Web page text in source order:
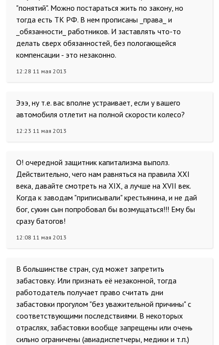
"понятий". Можно постараться жить по закону, но
тогда есть ТК РФ. В нем прописаны _права_ и
_обязанности_ работников. И заставлять что-то
делать сверх обязанностей, без пологающейся
компенсации - это незаконно.
12:28 11 мая 2013
Эээ, ну т.е. вас вполне устраивает, если у вашего
автомобиля отлетит на полной скорости колесо?
12:23 11 мая 2013
О! очередной защитник капитализма выполз.
Действительно, чего нам равняться на правила XXI
века, давайте смотреть на XIX, а лучше на XVII век.
Когда к заводам "приписывали" крестьянина, и не дай
бог, сукин сын попробовал бы возмущаться!!! Ему бы
сразу батогов!
12:08 11 мая 2013
В большинстве стран, суд может запретить
забастовку. Или признать её незаконной, тогда
работодатель получает право считать дни
забастовки прогулом "без уважительной причины" с
соответствующими последствиями. В некоторых
отраслях, забастовки вообще запрещены или очень
сильно ограничены (авиадиспетчеры, медики и т.п.)